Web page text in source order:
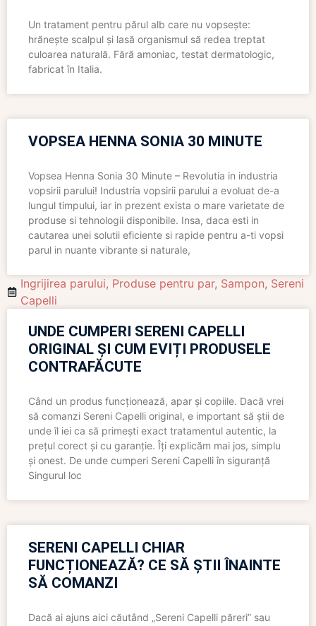
Un tratament pentru părul alb care nu vopsește:
hrănește scalpul și lasă organismul să redea treptat
culoarea naturală. Fără amoniac, testat dermatologic,
fabricat în Italia.
VOPSEA HENNA SONIA 30 MINUTE
Vopsea Henna Sonia 30 Minute – Revolutia in industria
vopsirii parului! Industria vopsirii parului a evoluat de-a
lungul timpului, iar in prezent exista o mare varietate de
produse si tehnologii disponibile. Insa, daca esti in
cautarea unei solutii eficiente si rapide pentru a-ti vopsi
parul in nuante vibrante si naturale,
Ingrijirea parului, Produse pentru par, Sampon, Sereni
Capelli
UNDE CUMPERI SERENI CAPELLI
ORIGINAL ȘI CUM EVIȚI PRODUSELE
CONTRAFĂCUTE
Când un produs funcționează, apar și copiile. Dacă vrei
să comanzi Sereni Capelli original, e important să știi de
unde îl iei ca să primești exact tratamentul autentic, la
prețul corect și cu garanție. Îți explicăm mai jos, simplu
și onest. De unde cumperi Sereni Capelli în siguranță
Singurul loc
SERENI CAPELLI CHIAR
FUNCȚIONEAZĂ? CE SĂ ȘTII ÎNAINTE
SĂ COMANZI
Dacă ai ajuns aici căutând „Sereni Capelli păreri” sau